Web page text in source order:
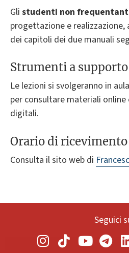
Gli studenti non
progettazione e realizzazione,
dei capitoli dei due manuali
Strumenti a
Le lezioni si svolgeranno in
per consultare materiali
digitali.
Orario di ricevimento
Consulta il sito web di
Seguici